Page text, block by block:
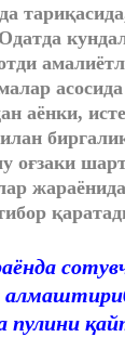
аёнки,
оғзаки
пулини